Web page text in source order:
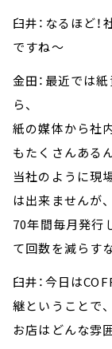
臼井：なるほど
ですね～
金田：最近では
ら、
紙の媒体から社
もたくさんある
当社のように現
は出来ませんが、
70年間毎月発行
て回数を減らす
臼井：今日は
継ということで、
お店はどんな雰